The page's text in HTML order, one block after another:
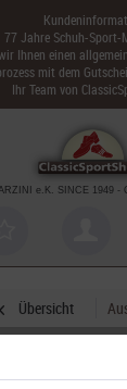
77 Jahre Schuh-Sport-
Ihnen einen
mit dem
Ihr Team von
e.K. SINCE 1949 -
Übersicht